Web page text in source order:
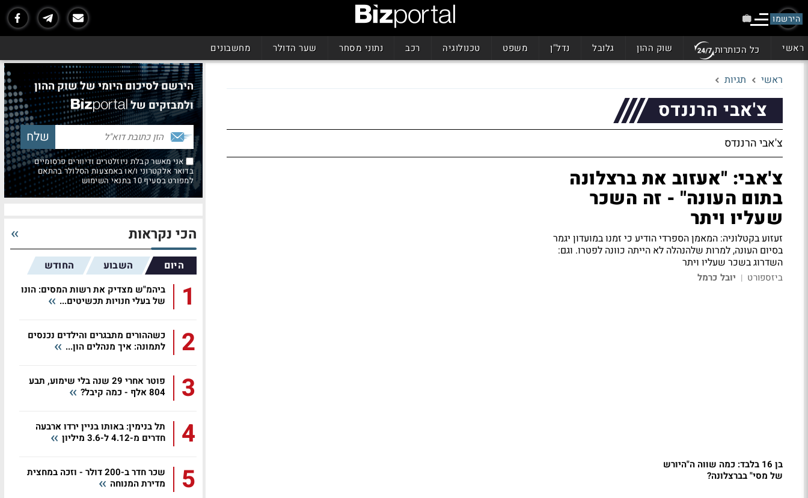
הירשמו
ראשי כל הכותרות שוק ההון גלובל נדל"ן משפט טכנולוגיה רכב נתוני מסחר שער הדולר מחשבונים
ראשי תגיות
צ'אבי הרננדס
צ'אבי הרננדס
צ'אבי: "אעזוב את ברצלונה
בתום העונה" - זה השכר
שעליו ויתר
זעזוע בקטלוניה: המאמן הספרדי הודיע כי זמנו במועדון יגמר
בסיום העונה, למרות שלהנהלה לא הייתה כוונה לפטרו. וגם:
השדרוג בשכר שעליו ויתר
ביזספורט | יובל כרמל
בן 16 בלבד: כמה שווה ה"היורש
של מסי" בברצלונה?
הירשם לסיכום היומי של שוק ההון
ולמבזקים של
אני מאשר קבלת ניוזלטרים ודיוורים פרסומיים
בדואר אלקטרוני ו/או באמצעות הסלולר בהתאם
למפורט בסעיף 10 בתנאי השימוש
הכי נקראות
היום השבוע החודש
1
ביהמ"ש מצדיק את רשות המסים: הונו
של בעלי חנויות תכשיטים...
2
כשההורים מתבגרים והילדים נכנסים
לתמונה: איך מנהלים הון...
3
פוטר אחרי 29 שנה בלי שימוע, תבע
804 אלף - כמה קיבל?
4
תל בנימין: באותו בניין ירדו ארבעה
חדרים מ-4.12 ל-3.6 מיליון
5
שכר חדר ב-200 דולר - וזכה במחצית
מדירת המנוחה